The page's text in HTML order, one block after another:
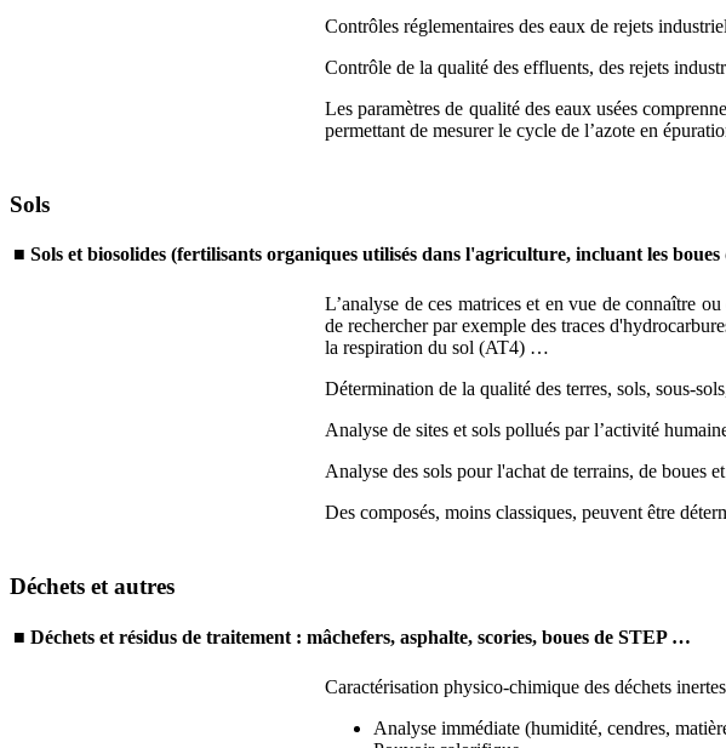
Contrôles réglementaires des eaux de rejets
Contrôle de la qualité des effluents, des rejets
Les paramètres de qualité des eaux usées
permettant de mesurer le cycle de l’azote en
Sols
■ Sols et biosolides (fertilisants organiques utilisés dans l'agriculture, incluant les
L’analyse de ces matrices et en vue de connaître
de rechercher par exemple des traces
la respiration du sol (AT4) …
Détermination de la qualité des terres, sols, sous-
Analyse de sites et sols pollués par l’activité
Analyse des sols pour l'achat de terrains, de boues
Des composés, moins classiques, peuvent être
Déchets et autres
■ Déchets et résidus de traitement : mâchefers, asphalte, scories, boues de STEP …
Caractérisation physico-chimique des déchets
Analyse immédiate (humidité, cendres,